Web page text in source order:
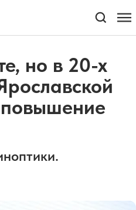
но в 20-х